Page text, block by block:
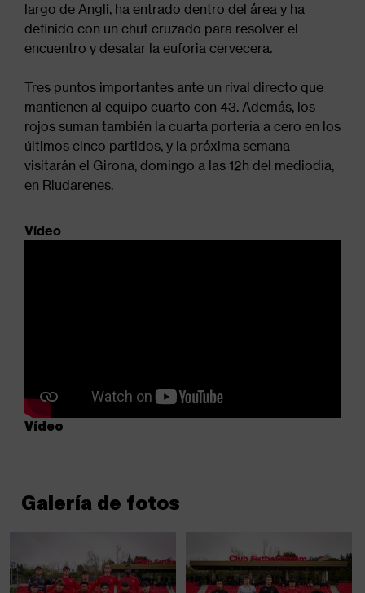
largo de Angli, ha entrado dentro del área y ha
definido con un chut cruzado para resolver el
encuentro y desatar la euforia cervecera.
Tres puntos importantes ante un rival directo que
mantienen al equipo cuarto con 43. Además, los
rojos suman también la cuarta portería a cero en los
últimos cinco partidos, y la próxima semana
visitarán el Girona, domingo a las 12h del mediodía,
en Riudarenes.
Vídeo
Vídeo
Galería de fotos